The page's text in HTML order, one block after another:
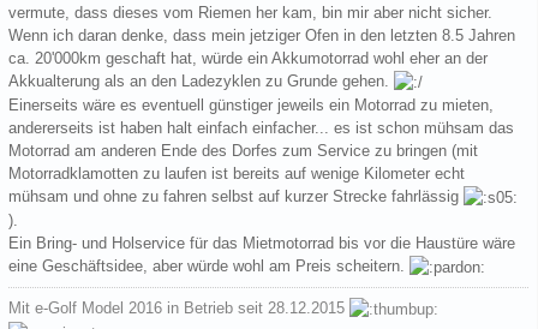
vermute, dass dieses vom Riemen her kam, bin mir aber nicht sicher.
Wenn ich daran denke, dass mein jetziger Ofen in den letzten 8.5 Jahren
ca. 20'000km geschaft hat, würde ein Akkumotorrad wohl eher an der
Akkualterung als an den Ladezyklen zu Grunde gehen.
Einerseits wäre es eventuell günstiger jeweils ein Motorrad zu mieten,
andererseits ist haben halt einfach einfacher... es ist schon mühsam das
Motorrad am anderen Ende des Dorfes zum Service zu bringen (mit
Motorradklamotten zu laufen ist bereits auf wenige Kilometer echt
mühsam und ohne zu fahren selbst auf kurzer Strecke fahrlässig
).
Ein Bring- und Holservice für das Mietmotorrad bis vor die Haustüre wäre
eine Geschäftsidee, aber würde wohl am Preis scheitern.
Mit e-Golf Model 2016 in Betrieb seit 28.12.2015